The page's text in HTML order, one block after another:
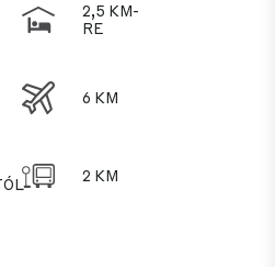
2,5 KM-
RE
6 KM
2 KM